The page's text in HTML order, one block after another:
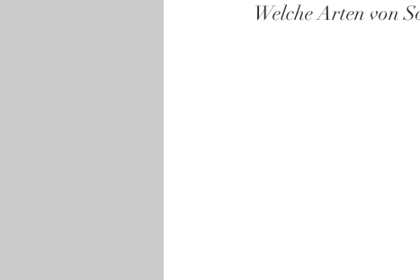
Welche Arten von